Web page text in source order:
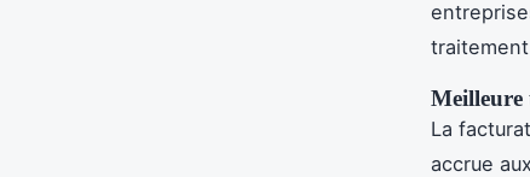
Meilleure
La
accrue